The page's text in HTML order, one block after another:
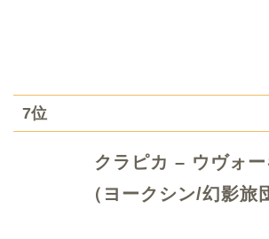
7位
クラピカ – ウヴォー
（ヨークシン/幻影旅